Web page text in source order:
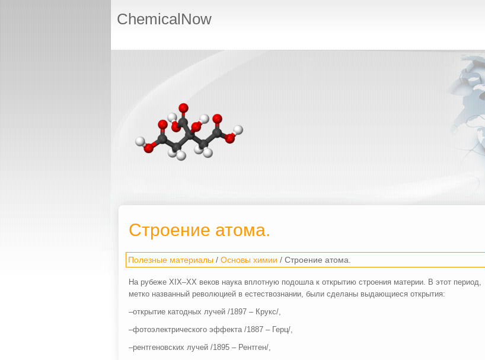
ChemicalNow
Строение атома.
Полезные материалы / Основы химии / Строение атома.
На рубеже XIX–XX веков наука вплотную подошла к открытию строения материи. В этот период,
метко названный революцией в естествознании, были сделаны выдающиеся открытия:
–открытие катодных лучей /1897 – Крукс/,
–фотоэлектрического эффекта /1887 – Герц/,
–рентгеновских лучей /1895 – Рентген/,